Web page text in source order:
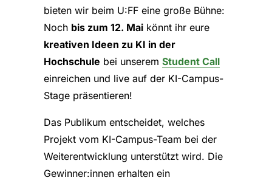
bieten wir beim U:FF eine große Bühne:
Noch bis zum 12. Mai könnt ihr eure
kreativen Ideen zu KI in der
Hochschule bei unserem ⁠ Student Call
einreichen und live auf der KI-Campus-
Stage präsentieren!
Das Publikum entscheidet, welches
Projekt vom KI-Campus-Team bei der
Weiterentwicklung unterstützt wird. Die
Gewinner:innen erhalten ein